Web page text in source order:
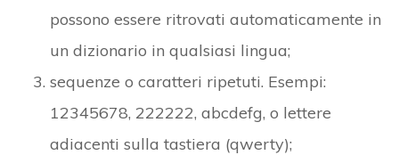
possono essere ritrovati automaticamente in
un dizionario in qualsiasi lingua;
sequenze o caratteri ripetuti. Esempi:
12345678, 222222, abcdefg, o lettere
adiacenti sulla tastiera (qwerty);